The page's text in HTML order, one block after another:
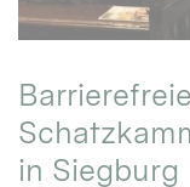
in Siegburg